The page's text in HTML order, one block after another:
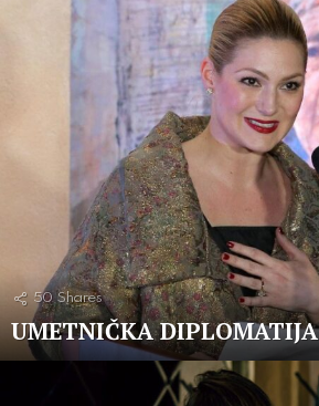
50 Shares
UMETNIČKA DIPLOMATIJA